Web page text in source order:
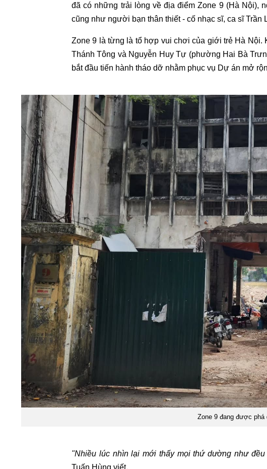
đã có những trải lòng về địa điểm Zone 9 (Hà Nội),
cũng như người bạn thân thiết - cố nhạc sĩ, ca sĩ Trần
Zone 9 là từng là tổ hợp vui chơi của giới trẻ Hà Nội.
Thánh Tông và Nguyễn Huy Tự (phường Hai Bà
bắt đầu tiến hành tháo dỡ nhằm phục vụ Dự án mở
Zone 9 đang được phá
"Nhiều lúc nhìn lại mới thấy mọi thứ dường như
Tuấn Hùng viết.